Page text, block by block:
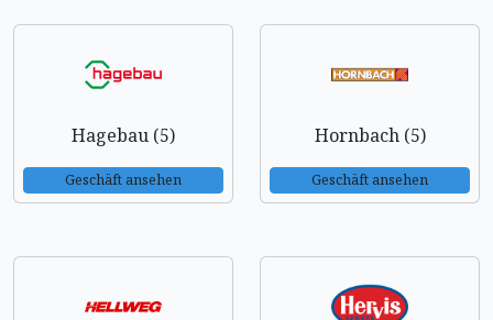
Hagebau (5)
Geschäft ansehen
Hornbach (5)
Geschäft ansehen